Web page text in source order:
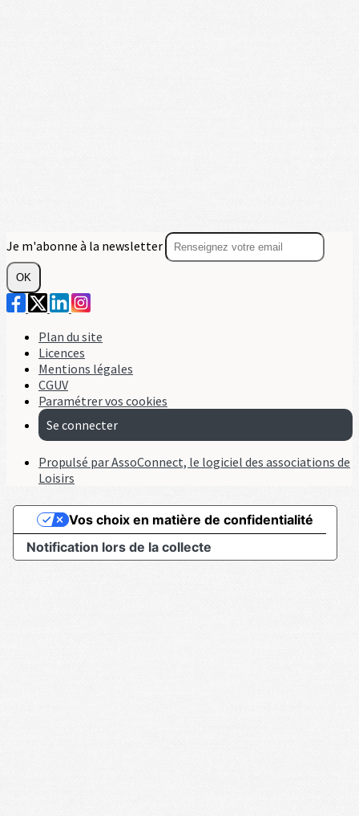
Je m'abonne à la newsletter
OK
Plan du site
Licences
Mentions légales
CGUV
Paramétrer vos cookies
Se connecter
Propulsé par AssoConnect, le logiciel des associations de
Loisirs
Notification lors de la collecte
Vos choix en matière de confidentialité